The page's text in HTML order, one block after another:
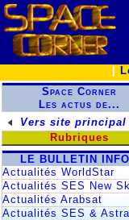
Space Corner
Les actus de...
Vers site principal
Rubriques
LE BULLETIN
Actualités WorldStar
Actualités SES New
Actualités Arabsat
Actualités SES & Astra